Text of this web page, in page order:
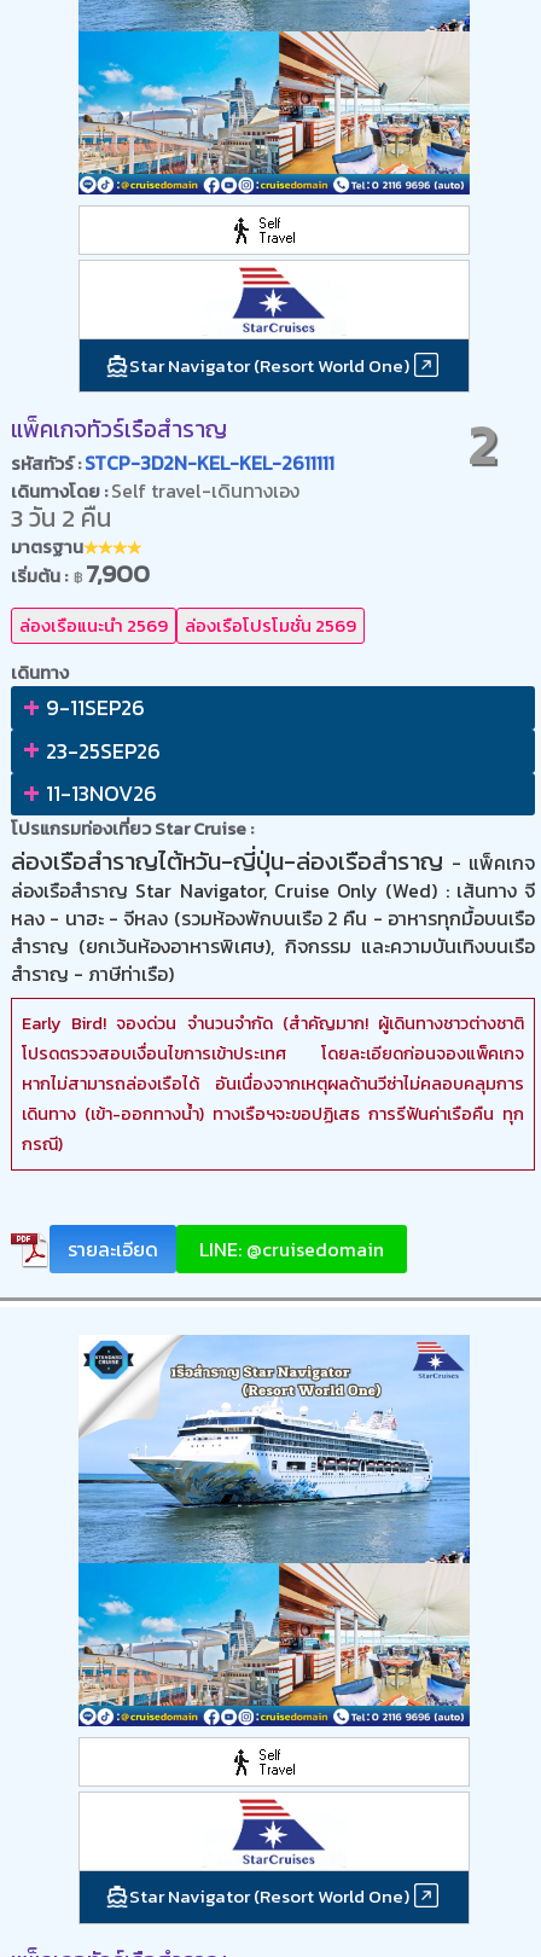
Star Navigator (Resort World One)
แพ็คเกจทัวร์เรือสำราญ
รหัสทัวร์ :STCP-3D2N-KEL-KEL-2611111 2
เดินทางโดย :Self travel-เดินทางเอง
3 วัน 2 คืน
มาตรฐาน
เริ่มต้น : ฿ 7,900
ล่องเรือแนะนำ 2569
ล่องเรือโปรโมชั่น 2569
เดินทาง
+ 9-11SEP26
+ 23-25SEP26
+ 11-13NOV26
โปรแกรมท่องเที่ยว Star Cruise :
ล่องเรือสำราญไต้หวัน-ญี่ปุ่น-ล่องเรือสำราญ - แพ็คเกจ
ล่องเรือสำราญ Star Navigator, Cruise Only (Wed) : เส้นทาง จี
หลง - นาฮะ - จีหลง (รวมห้องพักบนเรือ 2 คืน - อาหารทุกมื้อบนเรือ
สำราญ (ยกเว้นห้องอาหารพิเศษ), กิจกรรม และความบันเทิงบนเรือ
สำราญ - ภาษีท่าเรือ)
Early Bird! จองด่วน จำนวนจำกัด (สำคัญมาก! ผู้เดินทางชาวต่างชาติ
โปรดตรวจสอบเงื่อนไขการเข้าประเทศ โดยละเอียดก่อนจองแพ็คเกจ
หากไม่สามารถล่องเรือได้ อันเนื่องจากเหตุผลด้านวีซ่าไม่คลอบคลุมการ
เดินทาง (เข้า-ออกทางน้ำ) ทางเรือฯจะขอปฏิเสธ การรีฟันค่าเรือคืน ทุก
กรณี)
รายละเอียด LINE: @cruisedomain
Star Navigator (Resort World One)